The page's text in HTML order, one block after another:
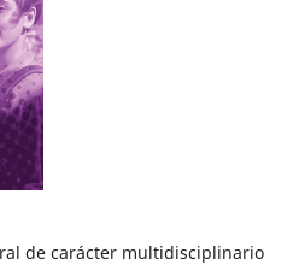
de carácter multidisciplinario